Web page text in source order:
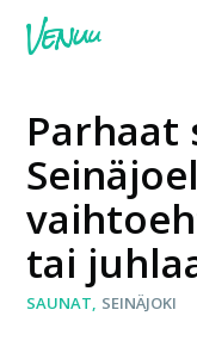
Parhaat
tai
SAUNAT SEINÄJOKI